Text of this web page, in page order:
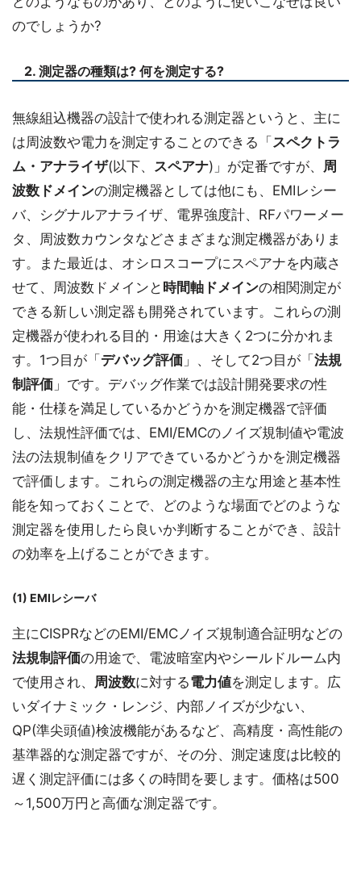
のでしょうか?
2. 測定器の種類は? 何を測定する?
無線組込機器の設計で使われる測定器というと、主に
は周波数や電力を測定することのできる「 スペクトラ
ム・アナライザ(以下、 スペアナ)」が定番ですが、 周
波数ドメインの測定機器としては他にも、EMIレシー
バ、シグナルアナライザ、電界強度計、RFパワーメー
タ、周波数カウンタなどさまざまな測定機器がありま
す。また最近は、オシロスコープにスペアナを内蔵さ
せて、周波数ドメインと 時間軸ドメインの相関測定が
できる新しい測定器も開発されています。これらの測
定機器が使われる目的・用途は大きく2つに分かれま
す。1つ目が「 デバッグ評価 」、そして2つ目が「 法規
制評価 」です。デバッグ作業では設計開発要求の性
能・仕様を満足しているかどうかを測定機器で評価
し、法規性評価では、EMI/EMCのノイズ規制値や電波
法の法規制値をクリアできているかどうかを測定機器
で評価します。これらの測定機器の主な用途と基本性
能を知っておくことで、どのような場面でどのような
測定器を使用したら良いか判断することができ、設計
の効率を上げることができます。
(1) EMIレシーバ
主にCISPRなどのEMI/EMCノイズ規制適合証明などの
法規制評価の用途で、電波暗室内やシールドルーム内
で使用され、 周波数に対する電力値を測定します。広
いダイナミック・レンジ、内部ノイズが少ない、
QP(準尖頭値)検波機能があるなど、高精度・高性能の
基準器的な測定器ですが、その分、測定速度は比較的
遅く測定評価には多くの時間を要します。価格は500
～1,500万円と高価な測定器です。